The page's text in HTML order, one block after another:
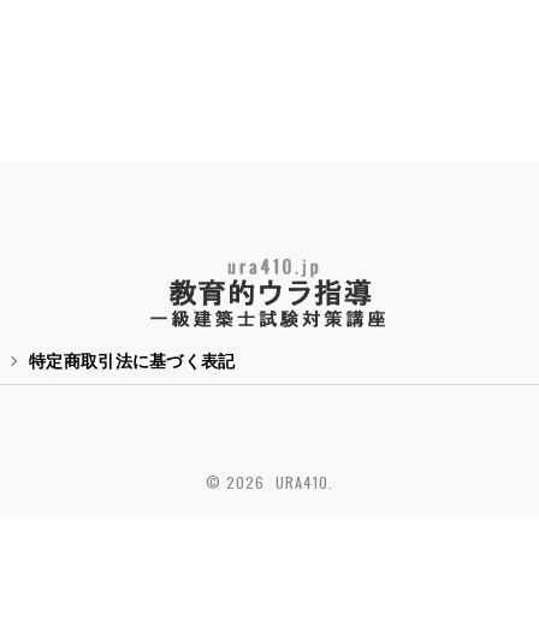
特定商取引法に基づく表記
© 2026 URA410.